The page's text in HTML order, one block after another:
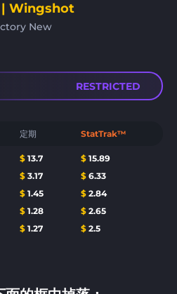
| Wingshot
New
RESTRICTED
定期 StatTrak™
$ 13.7 $ 15.89
$ 3.17 $ 6.33
$ 1.45 $ 2.84
$ 1.28 $ 2.65
$ 1.27 $ 2.5